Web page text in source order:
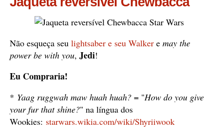
Não esqueça seu lightsaber e seu Walker e may the
power be with you, Jedi!
Eu Compraria!
* Yaag ruggwah maw huah huah? = "How do you give
your fur that shine?" na língua dos
Wookies: starwars.wikia.com/wiki/Shyriiwook